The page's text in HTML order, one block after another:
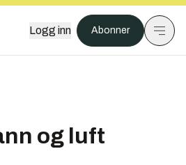
Logg inn Abonner
og luft